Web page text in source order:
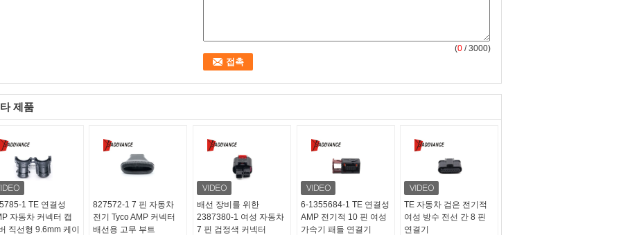
(0 / 3000)
제품
1 TE 연결성
자동차 커넥터 캡
직선형 9.6mm 케이
827572-1 7 핀 자동차
전기 Tyco AMP 커넥터
배선용 고무 부트
배선 장비를 위한
2387380-1 여성 자동차
7 핀 검정색 커넥터
6-1355684-1 TE 연결성
AMP 전기적 10 핀 여성
가속기 패들 연결기
TE 자동차 검은 전기적
여성 방수 전선 간 8 핀
연결기